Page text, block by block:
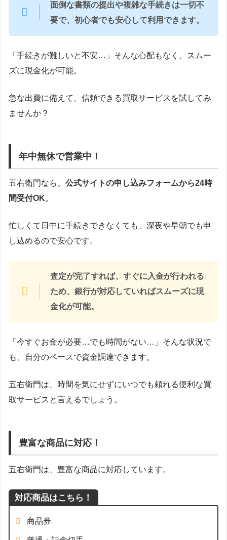
面倒な書類の提出や複雑な手続きは一切不
要で、初心者でも安心して利用できます。
「手続きが難しいと不安…」そんな心配もなく、スムー
ズに現金化が可能。
急な出費に備えて、信頼できる買取サービスを試してみ
ませんか？
年中無休で営業中！
五右衛門なら、 公式サイトの申し込みフォームから24時
間受付OK。
忙しくて日中に手続きできなくても、深夜や早朝でも申
し込めるので安心です。
査定が完了すれば、すぐに入金が行われる
ため、銀行が対応していればスムーズに現
金化が可能。
「今すぐお金が必要…でも時間がない…」そんな状況で
も、自分のペースで資金調達できます。
五右衛門は、時間を気にせずにいつでも頼れる便利な買
取サービスと言えるでしょう。
豊富な商品に対応！
五右衛門は、豊富な商品に対応しています。
対応商品はこちら！
商品券